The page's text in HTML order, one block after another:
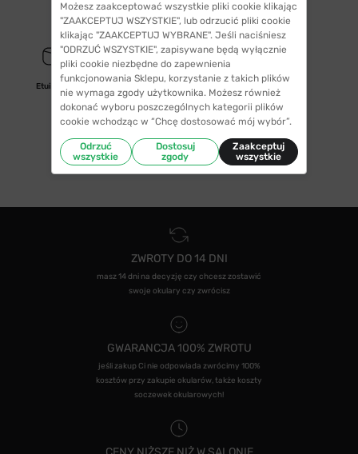
Etui/woreczek
ZWROTY DO 14 DNI
masz 14 dni na decyzję czy chcesz zostawić
swoje okulary czy zwrócisz
GWARANCJA 100% ZWROTU
jeśli zakup Ci nie odpowiada zwrócimy 100%
kosztów przy zakupie okularów, także koszty
soczewek okularowych!
Możesz zaakceptować wszystkie pliki cookie klikając
"ZAAKCEPTUJ WSZYSTKIE", lub odrzucić pliki cookie
klikając "ZAAKCEPTUJ WYBRANE". Jeśli naciśniesz
"ODRZUĆ WSZYSTKIE", zapisywane będą wyłącznie
pliki cookie niezbędne do zapewnienia
funkcjonowania Sklepu, korzystanie z takich plików
nie wymaga zgody użytkownika. Możesz również
dokonać wyboru poszczególnych kategorii plików
cookie wchodząc w “Chcę dostosować mój wybór”.
Odrzuć
wszystkie
Dostosuj
zgody
Zaakceptuj
wszystkie